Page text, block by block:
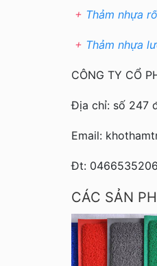
+ Thảm nhựa
+ Thảm nhựa
CÔNG TY CỔ
Địa chỉ: số 247
Email:
Đt:
CÁC SẢN